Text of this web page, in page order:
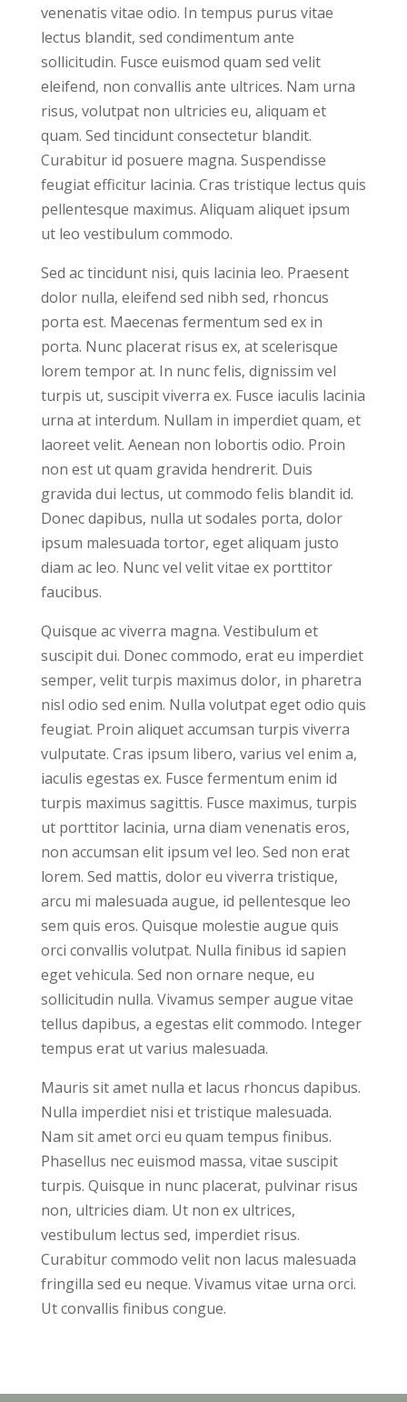
venenatis vitae odio. In tempus purus vitae
lectus blandit, sed condimentum ante
sollicitudin. Fusce euismod quam sed velit
eleifend, non convallis ante ultrices. Nam urna
risus, volutpat non ultricies eu, aliquam et
quam. Sed tincidunt consectetur blandit.
Curabitur id posuere magna. Suspendisse
feugiat efficitur lacinia. Cras tristique lectus quis
pellentesque maximus. Aliquam aliquet ipsum
ut leo vestibulum commodo.
Sed ac tincidunt nisi, quis lacinia leo. Praesent
dolor nulla, eleifend sed nibh sed, rhoncus
porta est. Maecenas fermentum sed ex in
porta. Nunc placerat risus ex, at scelerisque
lorem tempor at. In nunc felis, dignissim vel
turpis ut, suscipit viverra ex. Fusce iaculis lacinia
urna at interdum. Nullam in imperdiet quam, et
laoreet velit. Aenean non lobortis odio. Proin
non est ut quam gravida hendrerit. Duis
gravida dui lectus, ut commodo felis blandit id.
Donec dapibus, nulla ut sodales porta, dolor
ipsum malesuada tortor, eget aliquam justo
diam ac leo. Nunc vel velit vitae ex porttitor
faucibus.
Quisque ac viverra magna. Vestibulum et
suscipit dui. Donec commodo, erat eu imperdiet
semper, velit turpis maximus dolor, in pharetra
nisl odio sed enim. Nulla volutpat eget odio quis
feugiat. Proin aliquet accumsan turpis viverra
vulputate. Cras ipsum libero, varius vel enim a,
iaculis egestas ex. Fusce fermentum enim id
turpis maximus sagittis. Fusce maximus, turpis
ut porttitor lacinia, urna diam venenatis eros,
non accumsan elit ipsum vel leo. Sed non erat
lorem. Sed mattis, dolor eu viverra tristique,
arcu mi malesuada augue, id pellentesque leo
sem quis eros. Quisque molestie augue quis
orci convallis volutpat. Nulla finibus id sapien
eget vehicula. Sed non ornare neque, eu
sollicitudin nulla. Vivamus semper augue vitae
tellus dapibus, a egestas elit commodo. Integer
tempus erat ut varius malesuada.
Mauris sit amet nulla et lacus rhoncus dapibus.
Nulla imperdiet nisi et tristique malesuada.
Nam sit amet orci eu quam tempus finibus.
Phasellus nec euismod massa, vitae suscipit
turpis. Quisque in nunc placerat, pulvinar risus
non, ultricies diam. Ut non ex ultrices,
vestibulum lectus sed, imperdiet risus.
Curabitur commodo velit non lacus malesuada
fringilla sed eu neque. Vivamus vitae urna orci.
Ut convallis finibus congue.